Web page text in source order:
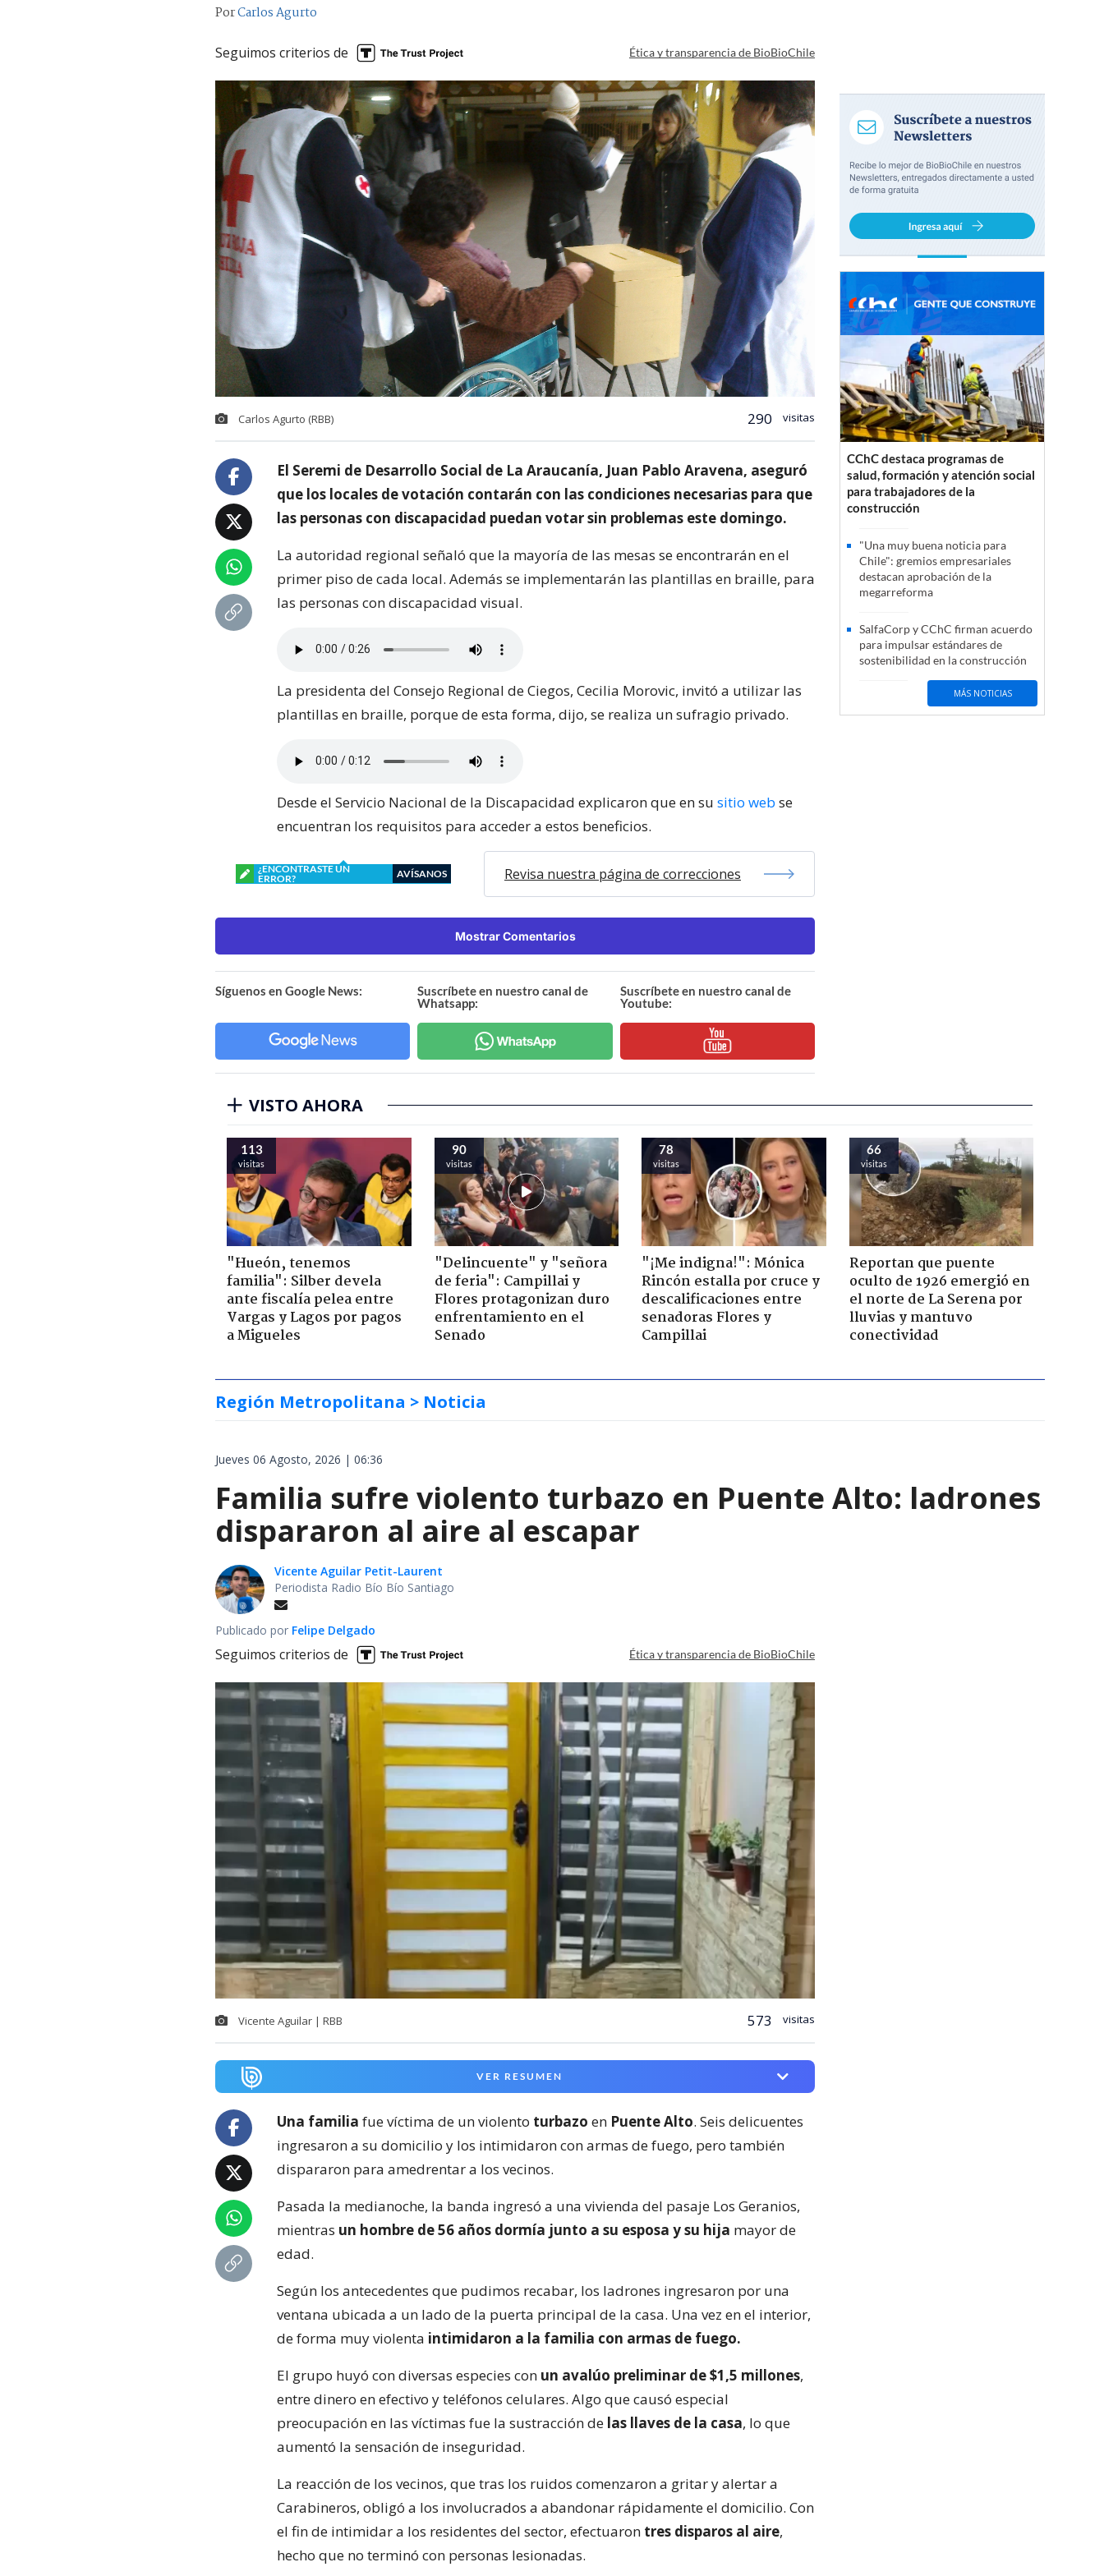
PorCarlos Agurto
Seguimos criterios de Ética y transparencia de BioBioChile
Carlos Agurto (RBB) 290 visitas
El Seremi de Desarrollo Social de La Araucanía, Juan Pablo Aravena, aseguró
que los locales de votación contarán con las condiciones necesarias para que
las personas con discapacidad puedan votar sin problemas este domingo.
La autoridad regional señaló que la mayoría de las mesas se encontrarán en el
primer piso de cada local. Además se implementarán las plantillas en braille, para
las personas con discapacidad visual.
La presidenta del Consejo Regional de Ciegos, Cecilia Morovic, invitó a utilizar las
plantillas en braille, porque de esta forma, dijo, se realiza un sufragio privado.
Desde el Servicio Nacional de la Discapacidad explicaron que en su sitio web se
encuentran los requisitos para acceder a estos beneficios.
¿ENCONTRASTE UN
ERROR?
AVÍSANOS Revisa nuestra página de correcciones
Mostrar Comentarios
Síguenos en Google News:
Suscríbete en nuestro canal de
Whatsapp:
Suscríbete en nuestro canal de
Youtube:
CChC destaca programas de
salud, formación y atención social
para trabajadores de la
construcción
"Una muy buena noticia para
Chile": gremios empresariales
destacan aprobación de la
megarreforma
SalfaCorp y CChC firman acuerdo
para impulsar estándares de
sostenibilidad en la construcción
MÁS NOTICIAS
VISTO AHORA
113
visitas
"Hueón, tenemos
familia": Silber devela
ante fiscalía pelea entre
Vargas y Lagos por pagos
a Migueles
90
visitas
"Delincuente" y "señora
de feria": Campillai y
Flores protagonizan duro
enfrentamiento en el
Senado
78
visitas
"¡Me indigna!": Mónica
Rincón estalla por cruce y
descalificaciones entre
senadoras Flores y
Campillai
66
visitas
Reportan que puente
oculto de 1926 emergió en
el norte de La Serena por
lluvias y mantuvo
conectividad
Región Metropolitana > Noticia
Jueves 06 Agosto, 2026 | 06:36
Familia sufre violento turbazo en Puente Alto: ladrones
dispararon al aire al escapar
Vicente Aguilar Petit-Laurent
Periodista Radio Bío Bío Santiago
Publicado por Felipe Delgado
Seguimos criterios de Ética y transparencia de BioBioChile
Vicente Aguilar | RBB 573 visitas
VER RESUMEN
Una familia fue víctima de un violento turbazo en Puente Alto. Seis delicuentes
ingresaron a su domicilio y los intimidaron con armas de fuego, pero también
dispararon para amedrentar a los vecinos.
Pasada la medianoche, la banda ingresó a una vivienda del pasaje Los Geranios,
mientras un hombre de 56 años dormía junto a su esposa y su hija mayor de
edad.
Según los antecedentes que pudimos recabar, los ladrones ingresaron por una
ventana ubicada a un lado de la puerta principal de la casa. Una vez en el interior,
de forma muy violenta intimidaron a la familia con armas de fuego.
El grupo huyó con diversas especies con un avalúo preliminar de $1,5 millones,
entre dinero en efectivo y teléfonos celulares. Algo que causó especial
preocupación en las víctimas fue la sustracción de las llaves de la casa, lo que
aumentó la sensación de inseguridad.
La reacción de los vecinos, que tras los ruidos comenzaron a gritar y alertar a
Carabineros, obligó a los involucrados a abandonar rápidamente el domicilio. Con
el fin de intimidar a los residentes del sector, efectuaron tres disparos al aire,
hecho que no terminó con personas lesionadas.